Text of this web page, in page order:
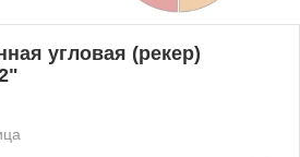
угловая (рекер)